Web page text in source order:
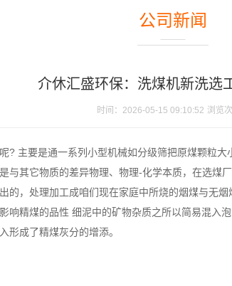
公司新闻
介休汇盛环保：洗煤机新洗选
时间：2026-05-15 09:10:52 浏览次
? 主要是通一系列小型机械如分级筛把原煤颗粒
与其它物质的差异物理、物理-化学本质，在选
，处理加工成咱们现在家庭中所烧的烟煤与无烟
响精煤的品性 细泥中的矿物杂质之所以简易混入
形成了精煤灰分的增添。